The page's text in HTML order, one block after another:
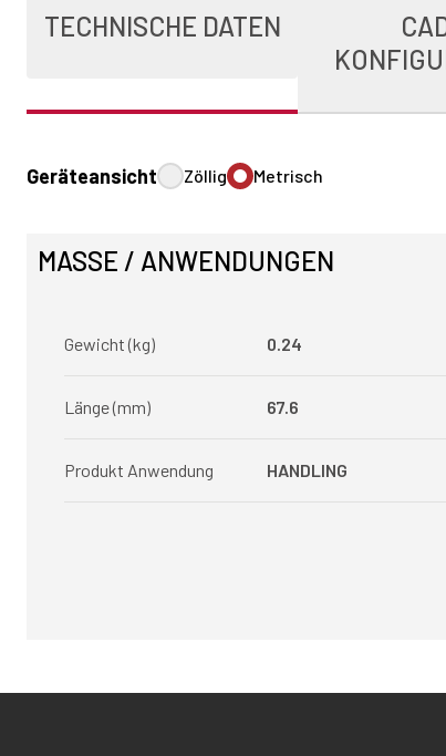
TECHNISCHE DATEN
Geräteansicht Zöllig Metrisch
MASSE / ANWENDUNGEN
Gewicht (kg) 0.24
Länge (mm) 67.6
Produkt Anwendung HANDLING